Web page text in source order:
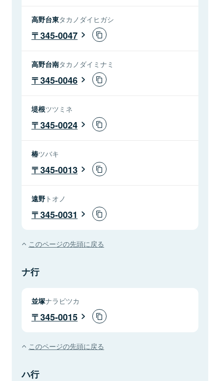
高野台東タカノダイヒガシ
345-0047
高野台南タカノダイミナミ
345-0046
堤根ツツミネ
345-0024
椿ツバキ
345-0013
遠野 トオノ
345-0031
このページの先頭に戻る
ナ行
並塚ナラビツカ
345-0015
このページの先頭に戻る
ハ行